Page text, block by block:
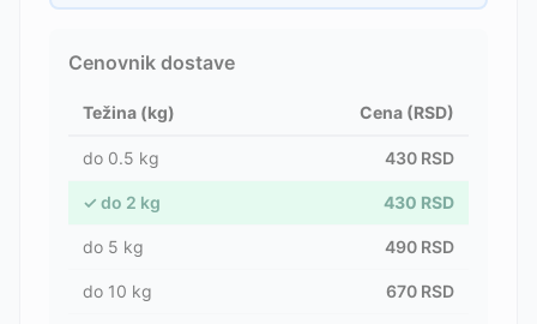
Cenovnik dostave
Težina (kg) Cena (RSD)
do 0.5 kg 430 RSD
✓ do 2 kg 430 RSD
do 5 kg 490 RSD
do 10 kg 670 RSD